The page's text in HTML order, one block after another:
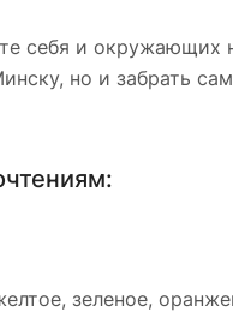
себя и
но и забрать
зеленое,